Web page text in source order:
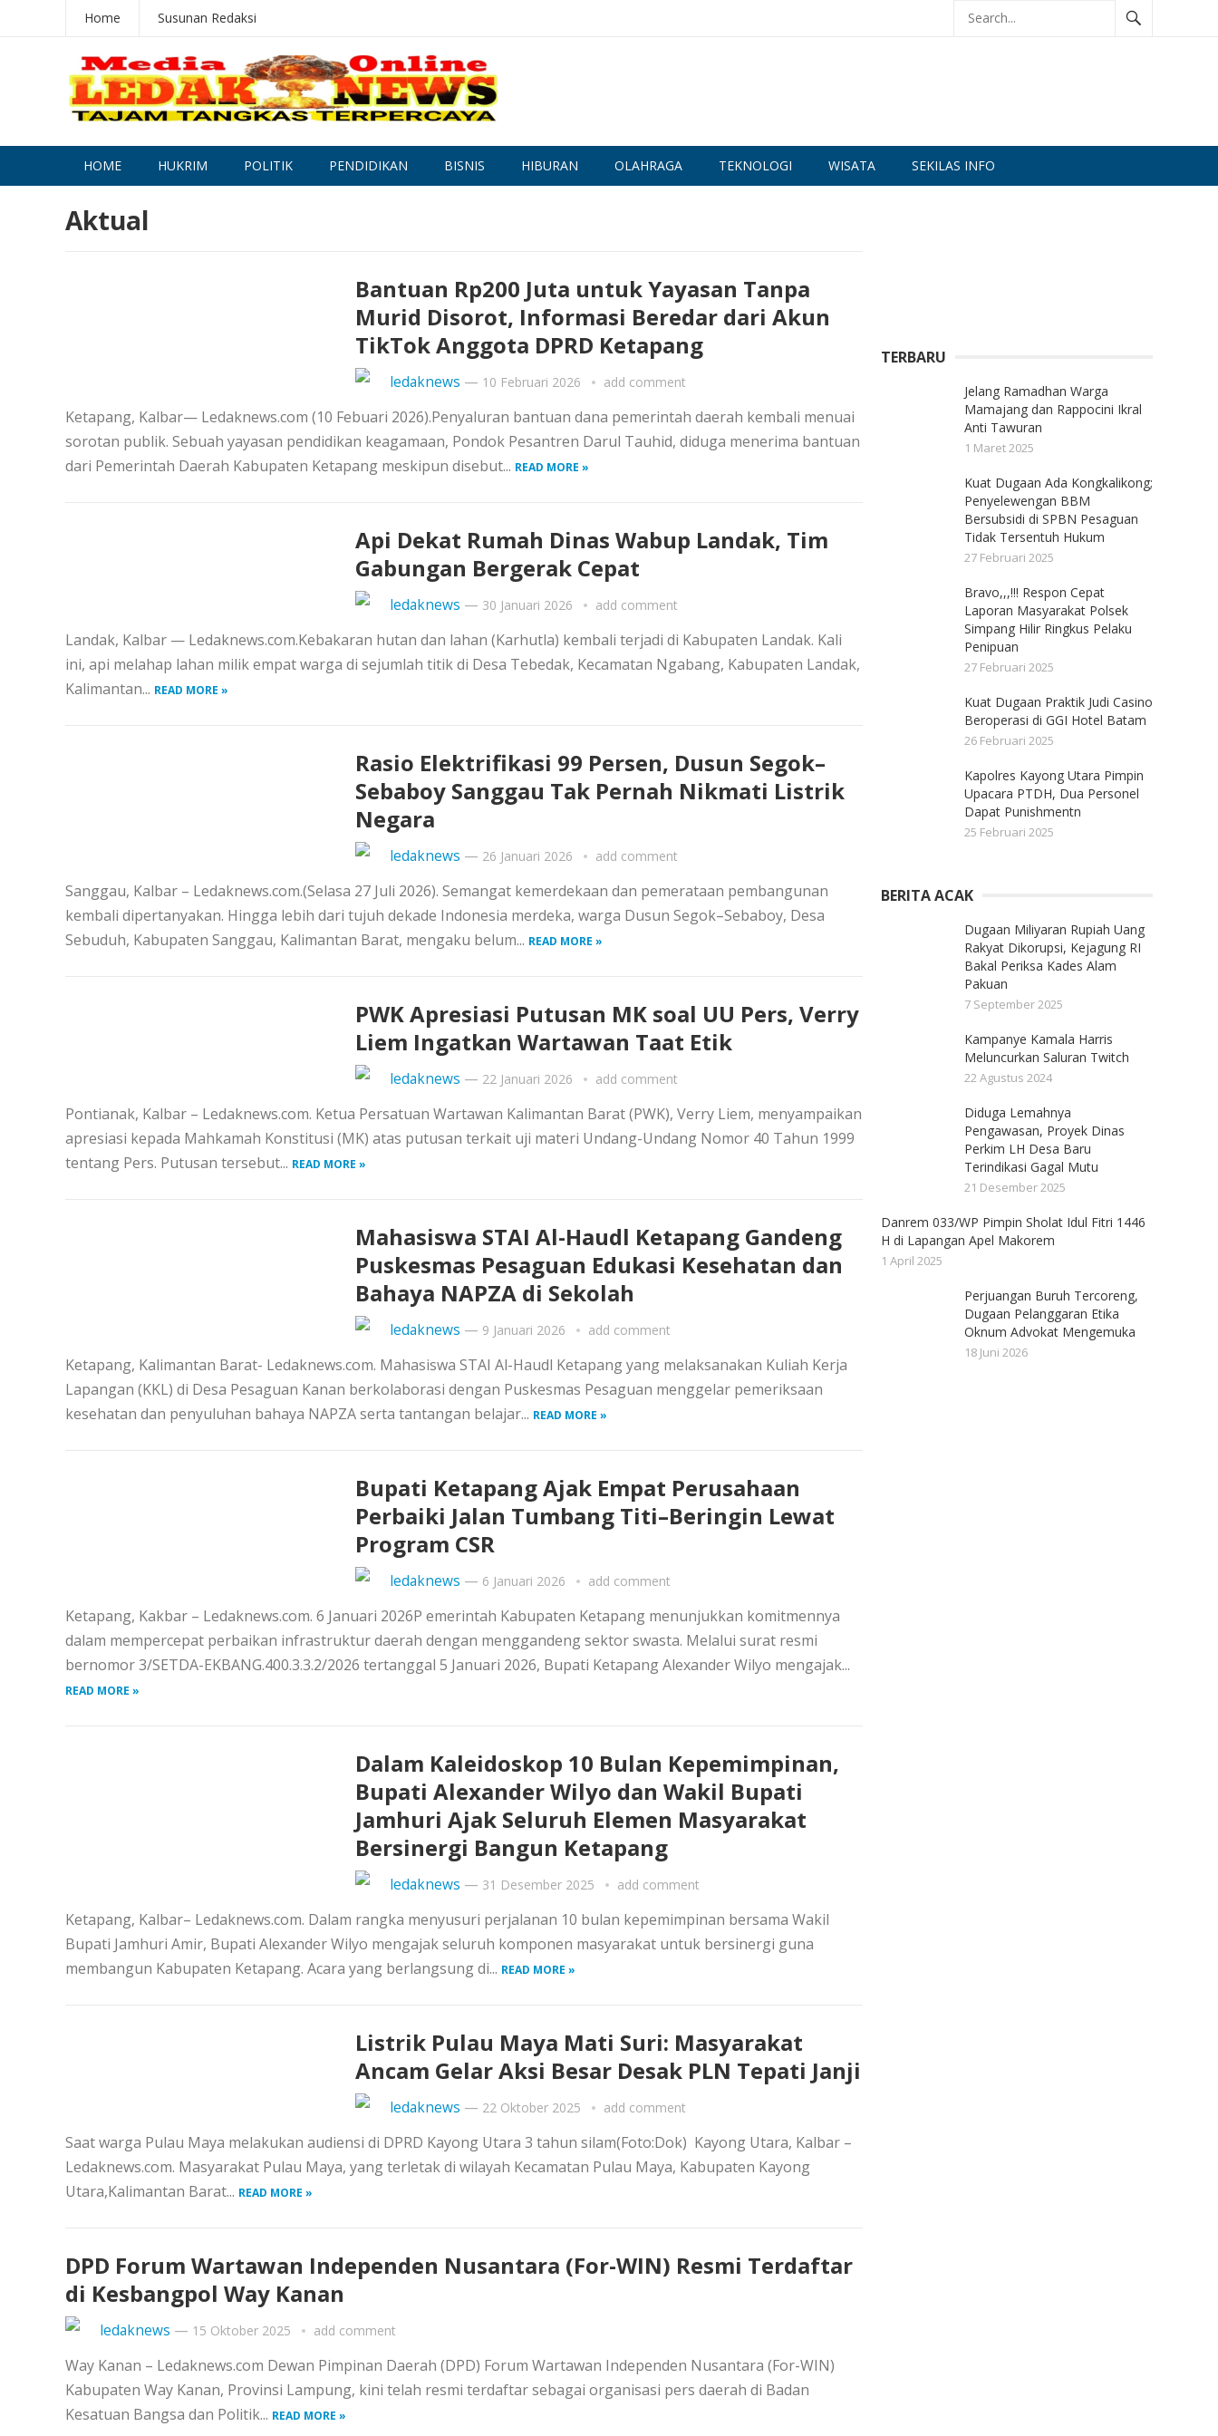
Home Susunan Redaksi
HOME HUKRIM POLITIK PENDIDIKAN BISNIS HIBURAN OLAHRAGA TEKNOLOGI WISATA SEKILAS INFO
Aktual
Bantuan Rp200 Juta untuk Yayasan Tanpa
Murid Disorot, Informasi Beredar dari Akun
TikTok Anggota DPRD Ketapang
ledaknews — 10 Februari 2026 add comment
Ketapang, Kalbar— Ledaknews.com (10 Febuari 2026).Penyaluran bantuan dana pemerintah daerah kembali menuai
sorotan publik. Sebuah yayasan pendidikan keagamaan, Pondok Pesantren Darul Tauhid, diduga menerima bantuan
dari Pemerintah Daerah Kabupaten Ketapang meskipun disebut... READ MORE »
Api Dekat Rumah Dinas Wabup Landak, Tim
Gabungan Bergerak Cepat
ledaknews — 30 Januari 2026 add comment
Landak, Kalbar — Ledaknews.com.Kebakaran hutan dan lahan (Karhutla) kembali terjadi di Kabupaten Landak. Kali
ini, api melahap lahan milik empat warga di sejumlah titik di Desa Tebedak, Kecamatan Ngabang, Kabupaten Landak,
Kalimantan... READ MORE »
Rasio Elektrifikasi 99 Persen, Dusun Segok–
Sebaboy Sanggau Tak Pernah Nikmati Listrik
Negara
ledaknews — 26 Januari 2026 add comment
Sanggau, Kalbar – Ledaknews.com.(Selasa 27 Juli 2026). Semangat kemerdekaan dan pemerataan pembangunan
kembali dipertanyakan. Hingga lebih dari tujuh dekade Indonesia merdeka, warga Dusun Segok–Sebaboy, Desa
Sebuduh, Kabupaten Sanggau, Kalimantan Barat, mengaku belum... READ MORE »
PWK Apresiasi Putusan MK soal UU Pers, Verry
Liem Ingatkan Wartawan Taat Etik
ledaknews — 22 Januari 2026 add comment
Pontianak, Kalbar – Ledaknews.com. Ketua Persatuan Wartawan Kalimantan Barat (PWK), Verry Liem, menyampaikan
apresiasi kepada Mahkamah Konstitusi (MK) atas putusan terkait uji materi Undang-Undang Nomor 40 Tahun 1999
tentang Pers. Putusan tersebut... READ MORE »
Mahasiswa STAI Al-Haudl Ketapang Gandeng
Puskesmas Pesaguan Edukasi Kesehatan dan
Bahaya NAPZA di Sekolah
ledaknews — 9 Januari 2026 add comment
Ketapang, Kalimantan Barat- Ledaknews.com. Mahasiswa STAI Al-Haudl Ketapang yang melaksanakan Kuliah Kerja
Lapangan (KKL) di Desa Pesaguan Kanan berkolaborasi dengan Puskesmas Pesaguan menggelar pemeriksaan
kesehatan dan penyuluhan bahaya NAPZA serta tantangan belajar... READ MORE »
Bupati Ketapang Ajak Empat Perusahaan
Perbaiki Jalan Tumbang Titi–Beringin Lewat
Program CSR
ledaknews — 6 Januari 2026 add comment
Ketapang, Kakbar – Ledaknews.com. 6 Januari 2026P emerintah Kabupaten Ketapang menunjukkan komitmennya
dalam mempercepat perbaikan infrastruktur daerah dengan menggandeng sektor swasta. Melalui surat resmi
bernomor 3/SETDA-EKBANG.400.3.3.2/2026 tertanggal 5 Januari 2026, Bupati Ketapang Alexander Wilyo mengajak...
READ MORE »
Dalam Kaleidoskop 10 Bulan Kepemimpinan,
Bupati Alexander Wilyo dan Wakil Bupati
Jamhuri Ajak Seluruh Elemen Masyarakat
Bersinergi Bangun Ketapang
ledaknews — 31 Desember 2025 add comment
Ketapang, Kalbar– Ledaknews.com. Dalam rangka menyusuri perjalanan 10 bulan kepemimpinan bersama Wakil
Bupati Jamhuri Amir, Bupati Alexander Wilyo mengajak seluruh komponen masyarakat untuk bersinergi guna
membangun Kabupaten Ketapang. Acara yang berlangsung di... READ MORE »
Listrik Pulau Maya Mati Suri: Masyarakat
Ancam Gelar Aksi Besar Desak PLN Tepati Janji
ledaknews — 22 Oktober 2025 add comment
Saat warga Pulau Maya melakukan audiensi di DPRD Kayong Utara 3 tahun silam(Foto:Dok) Kayong Utara, Kalbar –
Ledaknews.com. Masyarakat Pulau Maya, yang terletak di wilayah Kecamatan Pulau Maya, Kabupaten Kayong
Utara,Kalimantan Barat... READ MORE »
DPD Forum Wartawan Independen Nusantara (For-WIN) Resmi Terdaftar
di Kesbangpol Way Kanan
ledaknews — 15 Oktober 2025 add comment
Way Kanan – Ledaknews.com Dewan Pimpinan Daerah (DPD) Forum Wartawan Independen Nusantara (For-WIN)
Kabupaten Way Kanan, Provinsi Lampung, kini telah resmi terdaftar sebagai organisasi pers daerah di Badan
Kesatuan Bangsa dan Politik... READ MORE »
TERBARU
Jelang Ramadhan Warga
Mamajang dan Rappocini Ikral
Anti Tawuran
1 Maret 2025
Kuat Dugaan Ada Kongkalikong;
Penyelewengan BBM
Bersubsidi di SPBN Pesaguan
Tidak Tersentuh Hukum
27 Februari 2025
Bravo,,,!!! Respon Cepat
Laporan Masyarakat Polsek
Simpang Hilir Ringkus Pelaku
Penipuan
27 Februari 2025
Kuat Dugaan Praktik Judi Casino
Beroperasi di GGI Hotel Batam
26 Februari 2025
Kapolres Kayong Utara Pimpin
Upacara PTDH, Dua Personel
Dapat Punishmentn
25 Februari 2025
BERITA ACAK
Dugaan Miliyaran Rupiah Uang
Rakyat Dikorupsi, Kejagung RI
Bakal Periksa Kades Alam
Pakuan
7 September 2025
Kampanye Kamala Harris
Meluncurkan Saluran Twitch
22 Agustus 2024
Diduga Lemahnya
Pengawasan, Proyek Dinas
Perkim LH Desa Baru
Terindikasi Gagal Mutu
21 Desember 2025
Danrem 033/WP Pimpin Sholat Idul Fitri 1446
H di Lapangan Apel Makorem
1 April 2025
Perjuangan Buruh Tercoreng,
Dugaan Pelanggaran Etika
Oknum Advokat Mengemuka
18 Juni 2026